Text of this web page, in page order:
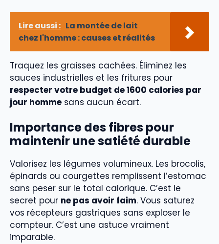
Lire aussi : La montée de lait
chez l'homme : causes et réalités
Traquez les graisses cachées. Éliminez les
sauces industrielles et les fritures pour
respecter votre budget de 1600 calories par
jour homme sans aucun écart.
Importance des fibres pour
maintenir une satiété durable
Valorisez les légumes volumineux. Les brocolis,
épinards ou courgettes remplissent l’estomac
sans peser sur le total calorique. C’est le
secret pour ne pas avoir faim. Vous saturez
vos récepteurs gastriques sans exploser le
compteur. C’est une astuce vraiment
imparable.